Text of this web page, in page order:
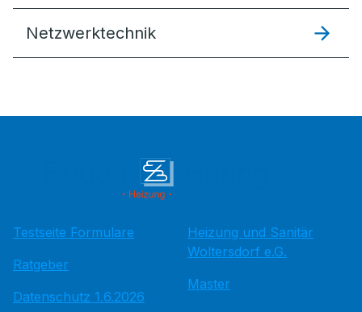
Netzwerktechnik
Testseite Formulare
Ratgeber
Datenschutz 1.6.2026
Heizung und Sanitär
Woltersdorf e.G.
Master